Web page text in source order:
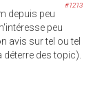
#1213
depuis peu
peu
avis sur tel ou tel
des topic).